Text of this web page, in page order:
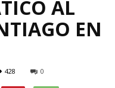
AL
EN
428 0